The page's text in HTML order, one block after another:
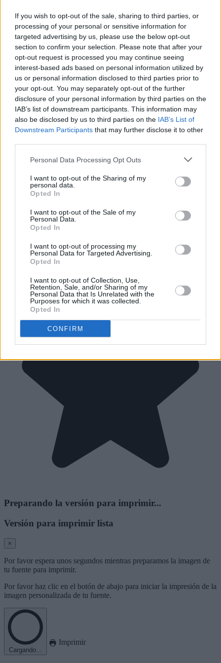
If you wish to opt-out of the sale, sharing to third parties, or
processing of your personal or sensitive information for
targeted advertising by us, please use the below opt-out
section to confirm your selection. Please note that after your
opt-out request is processed you may continue seeing
interest-based ads based on personal information utilized by
us or personal information disclosed to third parties prior to
your opt-out. You may separately opt-out of the further
disclosure of your personal information by third parties on the
IAB’s list of downstream participants. This information may
also be disclosed by us to third parties on the IAB’s List of
Downstream Participants that may further disclose it to other
Personal Data Processing Opt Outs
I want to opt-out of the Sharing of my
personal data.
Opted In
I want to opt-out of the Sale of my
Personal Data.
Opted In
I want to opt-out of processing my
Personal Data for Targeted Advertising.
Opted In
I want to opt-out of Collection, Use,
Retention, Sale, and/or Sharing of my
Personal Data that Is Unrelated with the
Purposes for which it was collected.
Opted In
CONFIRM
Preparando la versión para imprimir...
Versión para imprimir lista
×
Por favor espera unos segundos mientras preparamos la imagen de
tu fuente para imprimir.
Por favor haz clic en el botón de abajo para iniciar la impresión de la
imagen personalizada de tu fuente.
Cargando...
Imprimir